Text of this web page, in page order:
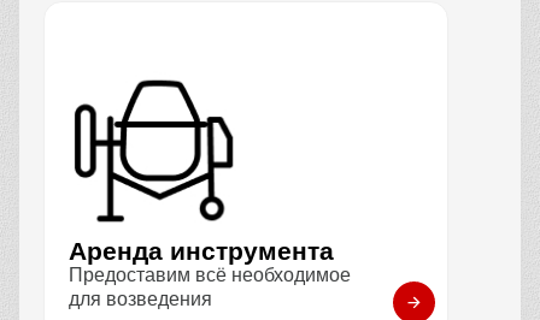
Аренда инструмента
Предоставим всё необходимое
для возведения